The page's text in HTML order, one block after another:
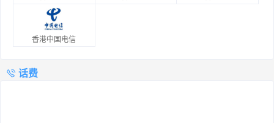
香港中国电信
话费